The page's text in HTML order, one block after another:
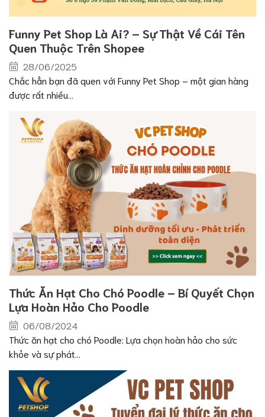
Funny Pet Shop Là Ai? – Sự Thật Về Cái Tên
Quen Thuộc Trên Shopee
28/06/2025
Chắc hẳn bạn đã quen với Funny Pet Shop – một gian hàng
được rất nhiều...
Thức Ăn Hạt Cho Chó Poodle – Bí Quyết Chọn
Lựa Hoàn Hảo Cho Poodle
06/08/2024
Thức ăn hạt cho chó Poodle: Lựa chọn hoàn hảo cho sức
khỏe và sự phát...